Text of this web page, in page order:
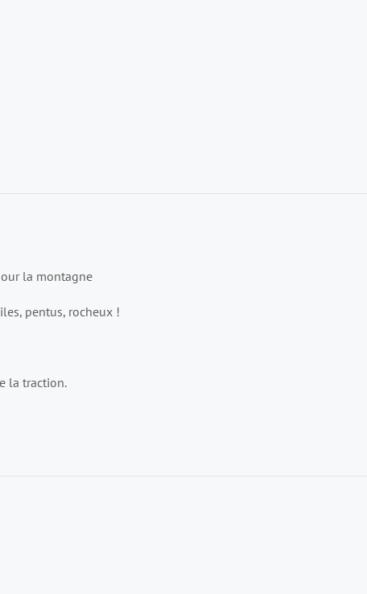
la montagne
pentus, rocheux !
la traction.